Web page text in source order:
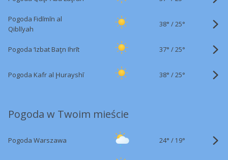
Pogoda Fidīmīn al
Qiblīyah
38° /25°
Pogoda ‘Izbat Baţn Ihrīt 37° /25°
Pogoda Kafr al Ḩurayshī 38° /25°
Pogoda w Twoim mieście
Pogoda Warszawa 24° / 19°